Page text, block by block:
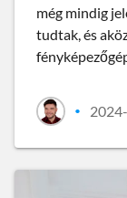
még mindig
tudtak, és
•